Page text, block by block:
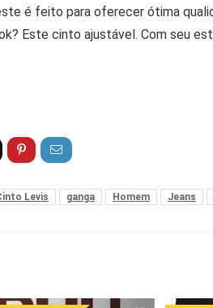
é feito para oferecer ótima
Este cinto ajustável. Com seu
Levis ganga Homem Jeans